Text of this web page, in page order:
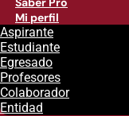
Mi perfil
Aspirante
Estudiante
Egresado
Profesores
Colaborador
Entidad